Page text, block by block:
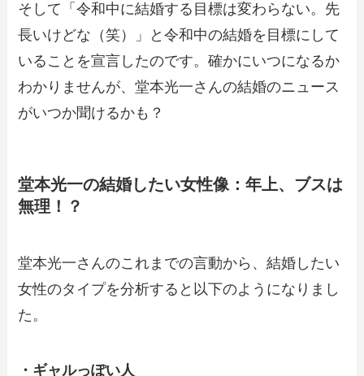
そして「令和中に結婚する目標は変わらない。先
長いけどな（笑）」と令和中の結婚を目標にして
いることを宣言したのです。確かにいつになるか
わかりませんが、堂本光一さんの結婚のニュース
がいつか聞けるかも？
堂本光一の結婚したい女性像：年上、ブスは
無理！？
堂本光一さんのこれまでの言動から、結婚したい
女性のタイプを分析すると以下のようになりまし
た。
・ギャルっぽい人